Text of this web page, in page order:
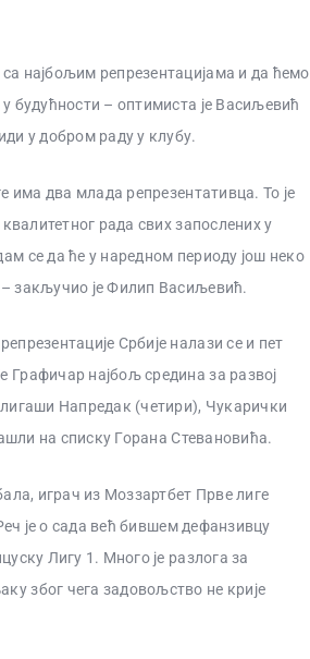
најбољим репрезентацијама и да ћемо
будућности – оптимиста је Васиљевић
у добром раду у клубу.
има два млада репрезентативца. То је
рада свих запослених у
се да ће у наредном периоду још неко
закључио је Филип Васиљевић.
Србије налази се и пет
најбољ средина за развој
Напредак (четири), Чукарички
на списку Горана Стевановића.
играч из Моззартбет Прве лиге
је о сада већ бившем дефанзивцу
Лигу 1. Много је разлога за
због чега задовољство не крије